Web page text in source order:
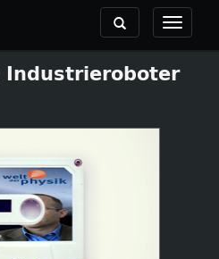
Toggle
Toggle
navigation
Industrieroboter